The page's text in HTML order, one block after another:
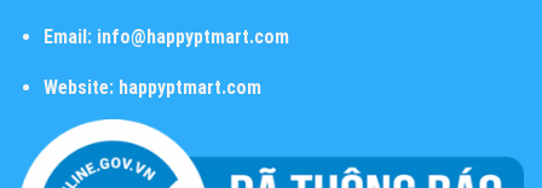
Email:info@happyptmart.com
Website: happyptmart.com